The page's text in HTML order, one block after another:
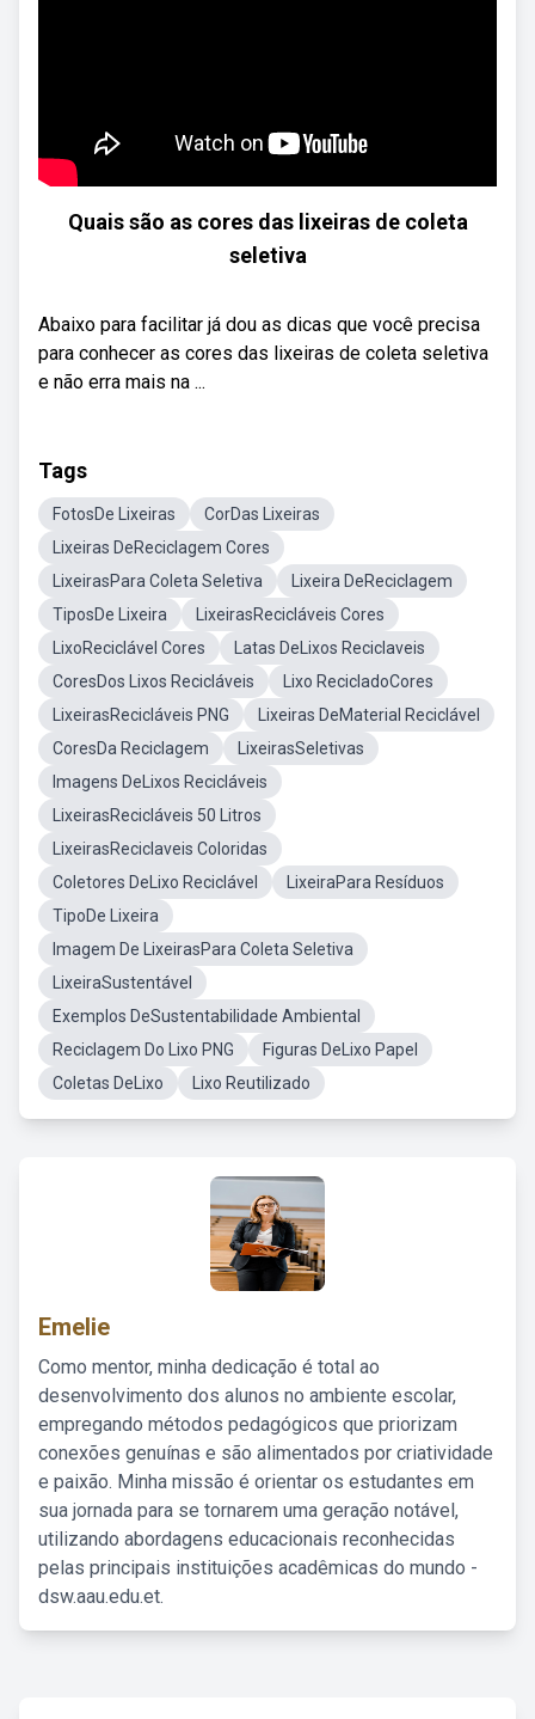
Quais são as cores das lixeiras de coleta
seletiva
Abaixo para facilitar já dou as dicas que você precisa
para conhecer as cores das lixeiras de coleta seletiva
e não erra mais na ...
Tags
FotosDe Lixeiras
CorDas Lixeiras
Lixeiras DeReciclagem Cores
LixeirasPara Coleta Seletiva
Lixeira DeReciclagem
TiposDe Lixeira
LixeirasRecicláveis Cores
LixoReciclável Cores
Latas DeLixos Reciclaveis
CoresDos Lixos Recicláveis
Lixo RecicladoCores
LixeirasRecicláveis PNG
Lixeiras DeMaterial Reciclável
CoresDa Reciclagem
LixeirasSeletivas
Imagens DeLixos Recicláveis
LixeirasRecicláveis 50 Litros
LixeirasReciclaveis Coloridas
Coletores DeLixo Reciclável
LixeiraPara Resíduos
TipoDe Lixeira
Imagem De LixeirasPara Coleta Seletiva
LixeiraSustentável
Exemplos DeSustentabilidade Ambiental
Reciclagem Do Lixo PNG
Figuras DeLixo Papel
Coletas DeLixo
Lixo Reutilizado
Emelie
Como mentor, minha dedicação é total ao
desenvolvimento dos alunos no ambiente escolar,
empregando métodos pedagógicos que priorizam
conexões genuínas e são alimentados por criatividade
e paixão. Minha missão é orientar os estudantes em
sua jornada para se tornarem uma geração notável,
utilizando abordagens educacionais reconhecidas
pelas principais instituições acadêmicas do mundo -
dsw.aau.edu.et.